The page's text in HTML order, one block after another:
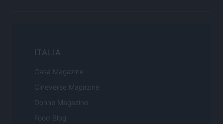
ITALIA
Casa Magazine
Cineverse Magazine
Donne Magazine
Food Blog